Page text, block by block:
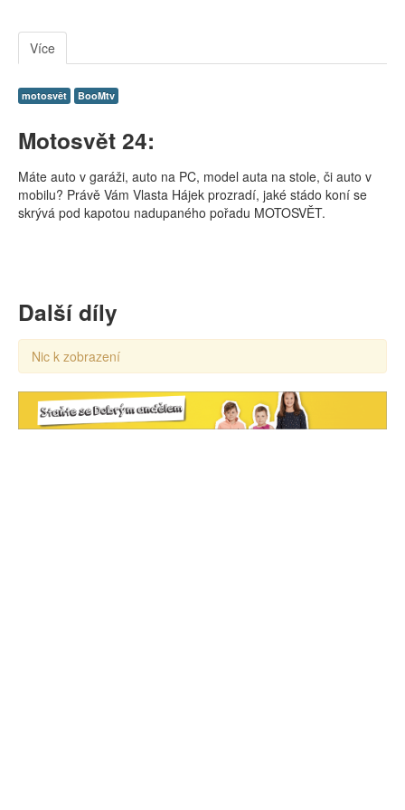
Více
motosvět BooMtv
Motosvět 24:
Máte auto v garáži, auto na PC, model auta na stole, či auto v
mobilu? Právě Vám Vlasta Hájek prozradí, jaké stádo koní se
skrývá pod kapotou nadupaného pořadu MOTOSVĚT.
Další díly
Nic k zobrazení